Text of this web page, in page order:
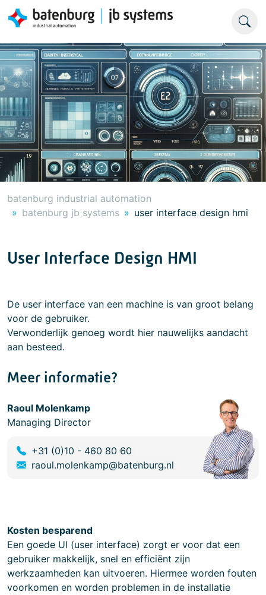
batenburg industrial automation
batenburg jb systems
user interface design hmi
User Interface Design HMI
De user interface van een machine is van groot belang
voor de gebruiker.
Verwonderlijk genoeg wordt hier nauwelijks aandacht
aan besteed.
Meer informatie?
Raoul Molenkamp
Managing Director
+31 (0)10 - 460 80 60
raoul.molenkamp@batenburg.nl
Kosten besparend
Een goede UI (user interface) zorgt er voor dat een
gebruiker makkelijk, snel en efficiënt zijn
werkzaamheden kan uitvoeren. Hiermee worden fouten
voorkomen en worden problemen in de installatie